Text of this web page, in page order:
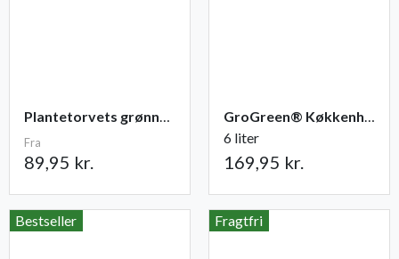
Plantetorvets grønne vandingspose 75 liter
Fra
89,95 kr.
GroGreen® Køkkenhave NPK 6-2-6 + 2% Mg
6 liter
169,95 kr.
Bestseller Fragtfri